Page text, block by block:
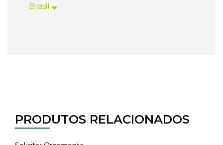
Brasil
PRODUTOS RELACIONADOS